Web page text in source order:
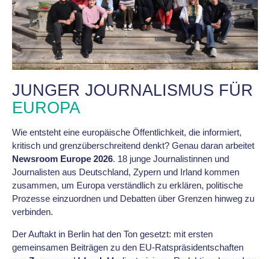
JUNGER JOURNALISMUS FÜR
EUROPA
Wie entsteht eine europäische Öffentlichkeit, die informiert,
kritisch und grenzüberschreitend denkt? Genau daran arbeitet
Newsroom Europe 2026. 18 junge Journalistinnen und
Journalisten aus Deutschland, Zypern und Irland kommen
zusammen, um Europa verständlich zu erklären, politische
Prozesse einzuordnen und Debatten über Grenzen hinweg zu
verbinden.
Der Auftakt in Berlin hat den Ton gesetzt: mit ersten
gemeinsamen Beiträgen zu den EU-Ratspräsidentschaften